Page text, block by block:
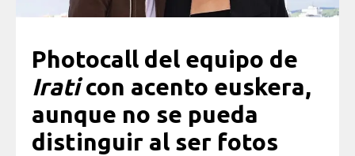
Photocall del equipo de
Iraticon acento euskera,
aunque no se pueda
distinguir al ser fotos